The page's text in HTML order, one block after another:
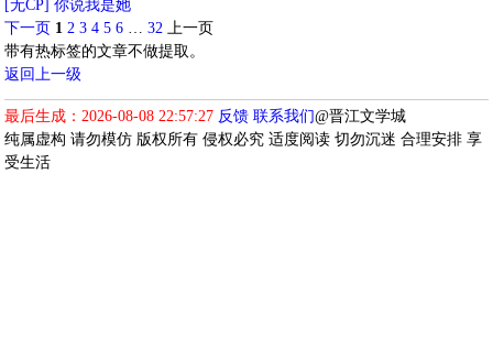
[无CP] 你说我是她
下一页 1 2 3 4 5 6 … 32 上一页
带有热标签的文章不做提取。
返回上一级
最后生成：2026-08-08 22:57:27 反馈 联系我们@晋江文学城
纯属虚构 请勿模仿 版权所有 侵权必究 适度阅读 切勿沉迷 合理安排 享
受生活